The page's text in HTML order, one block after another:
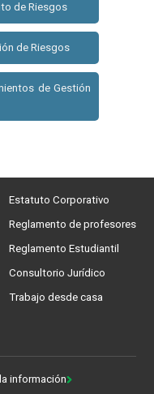
de Riesgos
de Riesgos
de Gestión
Estatuto Corporativo
Reglamento de profesores
Reglamento Estudiantil
Consultorio Jurídico
Trabajo desde casa
información